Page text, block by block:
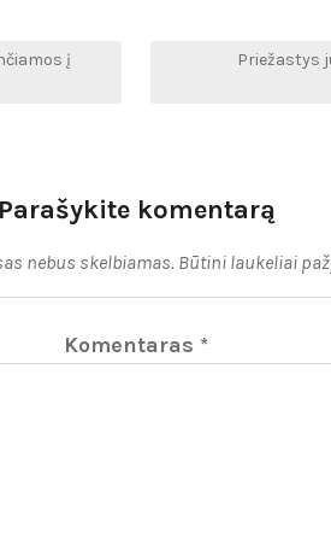
į
Priežastys
Parašykite komentarą
nebus skelbiamas. Būtini laukeliai
Komentaras *